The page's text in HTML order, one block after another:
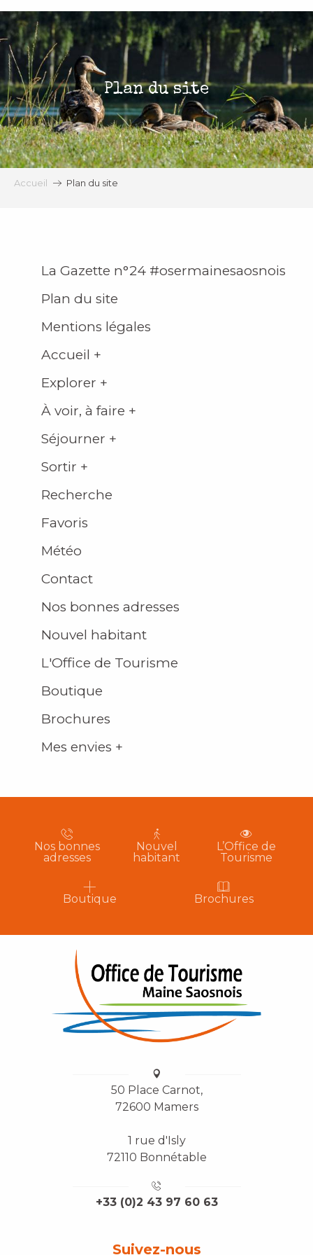
Aller
au
contenu
principal
Plan du site
Accueil Plan du site
La Gazette n°24 #osermainesaosnois
Plan du site
Mentions légales
Accueil +
Explorer +
À voir, à faire +
Séjourner +
Sortir +
Recherche
Favoris
Météo
Contact
Nos bonnes adresses
Nouvel habitant
L'Office de Tourisme
Boutique
Brochures
Mes envies +
Nos bonnes
adresses
Nouvel
habitant
L’Office de
Tourisme
Boutique Brochures
50 Place Carnot,
72600 Mamers
1 rue d'Isly
72110 Bonnétable
+33 (0)2 43 97 60 63
Suivez-nous